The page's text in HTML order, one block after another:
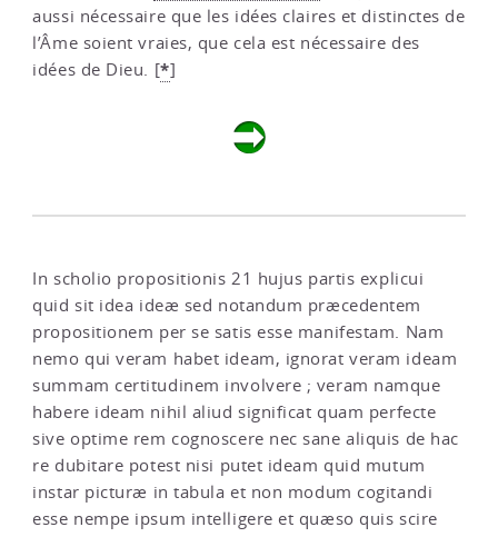
aussi nécessaire que les idées claires et distinctes de
l’Âme soient vraies, que cela est nécessaire des
idées de Dieu. [*]
In scholio propositionis 21 hujus partis explicui
quid sit idea ideæ sed notandum præcedentem
propositionem per se satis esse manifestam. Nam
nemo qui veram habet ideam, ignorat veram ideam
summam certitudinem involvere ; veram namque
habere ideam nihil aliud significat quam perfecte
sive optime rem cognoscere nec sane aliquis de hac
re dubitare potest nisi putet ideam quid mutum
instar picturæ in tabula et non modum cogitandi
esse nempe ipsum intelligere et quæso quis scire